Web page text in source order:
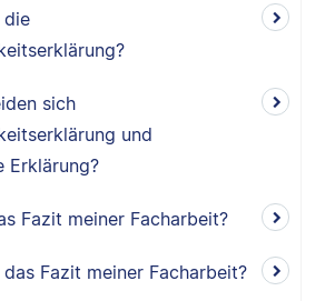
die
sich
und
Erklärung?
Fazit meiner Facharbeit?
Fazit meiner Facharbeit?